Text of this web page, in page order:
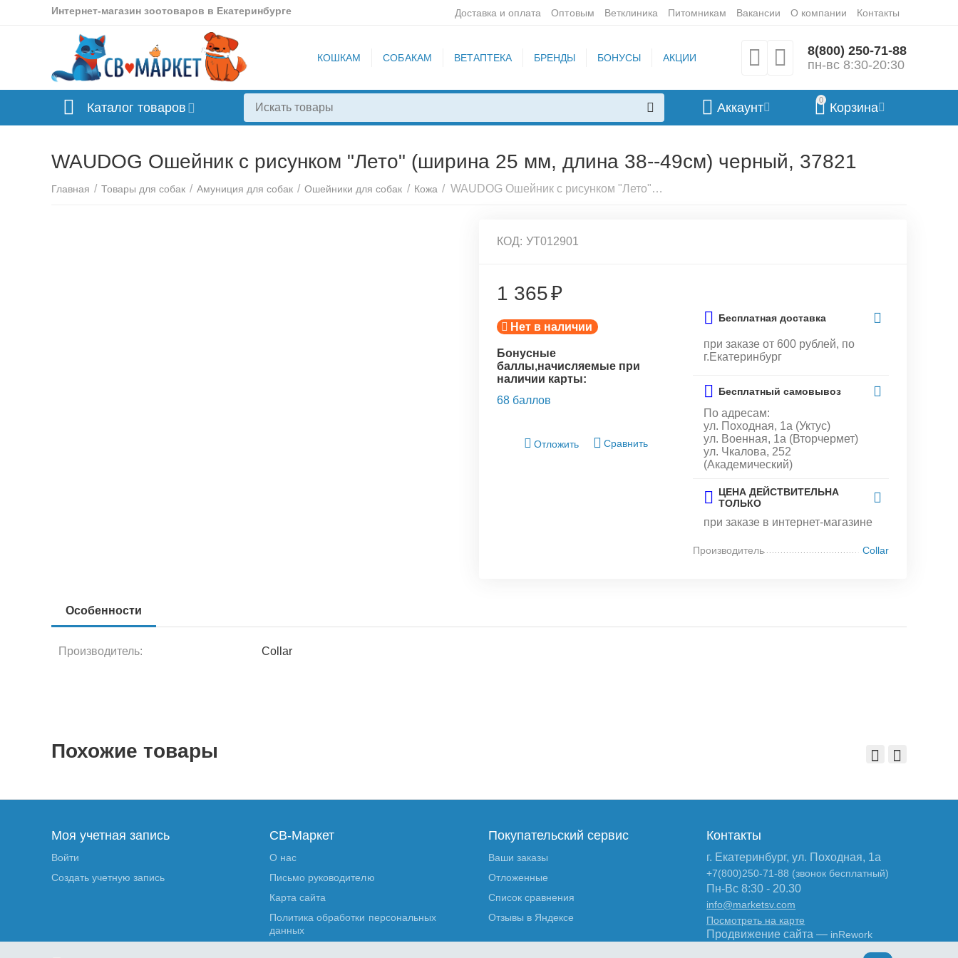
Интернет-магазин зоотоваров в Екатеринбурге Доставка и оплата Оптовым Ветклиника Питомникам Вакансии О компании Контакты
КОШКАМ СОБАКАМ ВЕТАПТЕКА БРЕНДЫ БОНУСЫ АКЦИИ
8(800) 250-71-88
пн-вс 8:30-20:30
Каталог товаров
0
Корзина
Аккаунт
WAUDOG Ошейник с рисунком "Лето" (ширина 25 мм, длина 38--49см) черный, 37821
Главная / Товары для собак / Амуниция для собак / Ошейники для собак / Кожа / WAUDOG Ошейник с рисунком "Лето" (ширина 25 мм, длина 38--49см) черный, 37821
КОД: УТ012901
1 365₽
Нет в наличии
Бонусные
баллы,начисляемые при
наличии карты:
68 баллов
Отложить Сравнить
Бесплатная доставка
при заказе от 600 рублей, по
г.Екатеринбург
Бесплатный самовывоз
По адресам:
ул. Походная, 1а (Уктус)
ул. Военная, 1а (Вторчермет)
ул. Чкалова, 252
(Академический)
ЦЕНА ДЕЙСТВИТЕЛЬНА
ТОЛЬКО
при заказе в интернет-магазине
Производитель Collar
Особенности
Производитель: Collar
Похожие товары
Моя учетная запись
Войти
Создать учетную запись
СВ-Маркет
О нас
Письмо руководителю
Карта сайта
Политика обработки персональных
данных
Покупательский сервис
Ваши заказы
Отложенные
Список сравнения
Отзывы в Яндексе
Контакты
г. Екатеринбург, ул. Походная, 1а
+7(800)250-71-88 (звонок бесплатный)
Пн-Вс 8:30 - 20.30
info@marketsv.com
Посмотреть на карте
Продвижение сайта — inRework